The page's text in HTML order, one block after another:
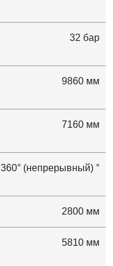
32 бар
9860 мм
7160 мм
360° (непрерывный) °
2800 мм
5810 мм